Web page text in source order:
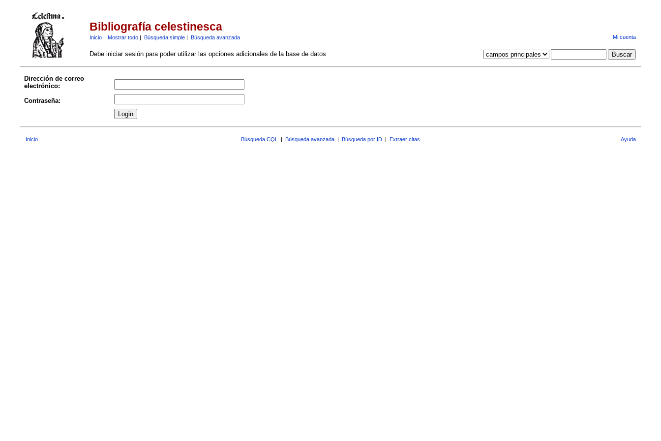
Bibliografía celestinesca
Inicio| Mostrar todo| Búsqueda simple| Búsqueda avanzada Mi cuenta
Debe iniciar sesión para poder utilizar las opciones adicionales de la base de datos
Dirección de correo
electrónico:
Contraseña:
Inicio Búsqueda CQL | Búsqueda avanzada | Búsqueda por ID | Extraer citas Ayuda